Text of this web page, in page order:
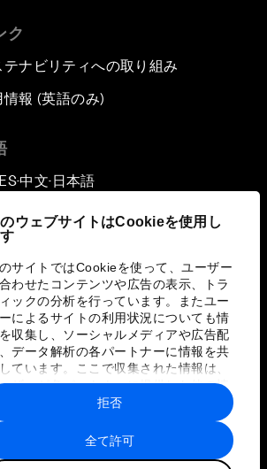
ウェブサイトはCookieを使用し
サイトではCookieを使って、ユーザー
わせたコンテンツや広告の表示、トラ
ックの分析を行っています。またユー
によるサイトの利用状況についても情
収集し、ソーシャルメディアや広告配
データ解析の各パートナーに情報を共
ています。ここで収集された情報は、
ーザーが各パートナーに提供した他の情
各パートナーのサービスを使用した際
集された情報と組み合わされ、各パー
ーによって使用されることがありま
全て許可
拒否
ク
テナビリティへの取り組み
情報 (英語のみ)
ES▪中文▪ 日本語